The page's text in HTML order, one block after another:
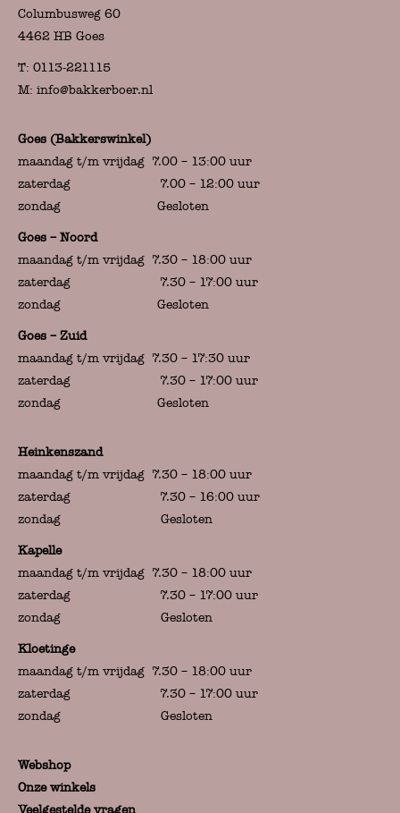
Columbusweg 60
4462 HB Goes
T: 0113-221115
M: info@bakkerboer.nl
Goes (Bakkerswinkel)
maandag t/m vrijdag 7.00 – 13:00 uur
zaterdag 7.00 – 12:00 uur
zondag Gesloten
Goes – Noord
maandag t/m vrijdag 7.30 – 18:00 uur
zaterdag 7.30 – 17:00 uur
zondag Gesloten
Goes – Zuid
maandag t/m vrijdag 7.30 – 17:30 uur
zaterdag 7.30 – 17:00 uur
zondag Gesloten
Heinkenszand
maandag t/m vrijdag 7.30 – 18:00 uur
zaterdag 7.30 – 16:00 uur
zondag Gesloten
Kapelle
maandag t/m vrijdag 7.30 – 18:00 uur
zaterdag 7.30 – 17:00 uur
zondag Gesloten
Kloetinge
maandag t/m vrijdag 7.30 – 18:00 uur
zaterdag 7.30 – 17:00 uur
zondag Gesloten
Webshop
Onze winkels
Veelgestelde vragen